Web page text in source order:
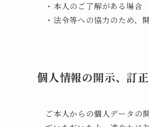
・本人のご了解がある場合
・法令等への協力のため、
個人情報の開示、訂
ご本人からの個人データの